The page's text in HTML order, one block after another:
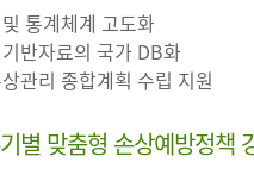
통계체계 고도화
반자료의 국가 DB화
관리 종합계획 수립 지원
별 맞춤형 손상예방정책